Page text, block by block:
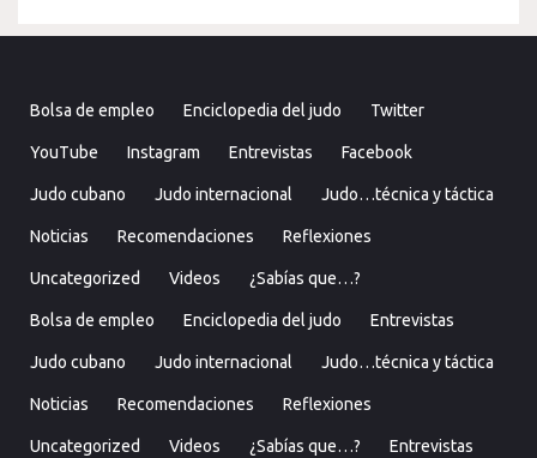
Bolsa de empleo Enciclopedia del judo Twitter
YouTube Instagram Entrevistas Facebook
Judo cubano Judo internacional Judo…técnica y táctica
Noticias Recomendaciones Reflexiones
Uncategorized Videos ¿Sabías que…?
Bolsa de empleo Enciclopedia del judo Entrevistas
Judo cubano Judo internacional Judo…técnica y táctica
Noticias Recomendaciones Reflexiones
Uncategorized Videos ¿Sabías que…? Entrevistas